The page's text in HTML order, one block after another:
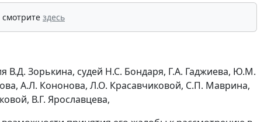
здесь
В.Д. Зорькина, судей Н.С. Бондаря, Г.А. Гаджиева, Ю.М.
А.Л. Кононова, Л.О. Красавчиковой, С.П. Маврина,
В.Г. Ярославцева,